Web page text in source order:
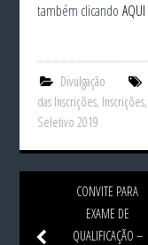
também clicandoAQUI
Divulgação
das Inscrições, Inscrições,
Seletivo 2019
CONVITE PARA
EXAME DE
QUALIFICAÇÃO –